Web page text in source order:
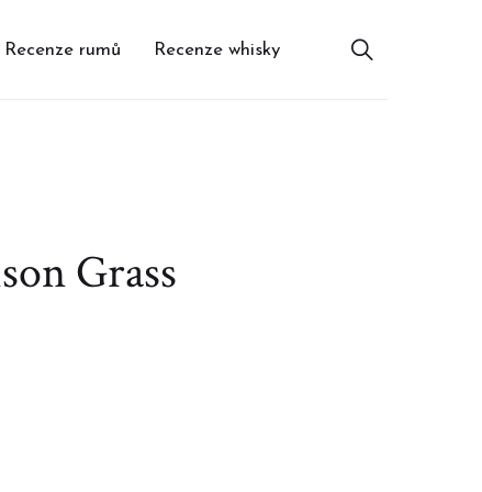
Recenze rumů Recenze whisky
Grass